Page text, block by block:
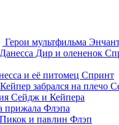
Герои мультфильма
Данесса Дир и олененок
и её питомец Спринт
Кейпер забрался на плечо
Сейдж и Кейпера
прижала Флэпа
и павлин Флэп